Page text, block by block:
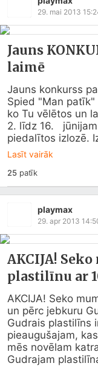
29. mai 2013
Jauns
laimē
Jauns konkurss
Spied "Man
ko Tu vēlētos un
2. līdz 16.
piedalītos izlozē.
Lasīt vairāk
25patīk
playmax
29. apr 2013
AKCIJA!
plastilīnu ar
AKCIJA! Seko
un pērc jebkuru
Gudrais plastilīns
pieaugušajam,
mēs novēlam
Gudrajam